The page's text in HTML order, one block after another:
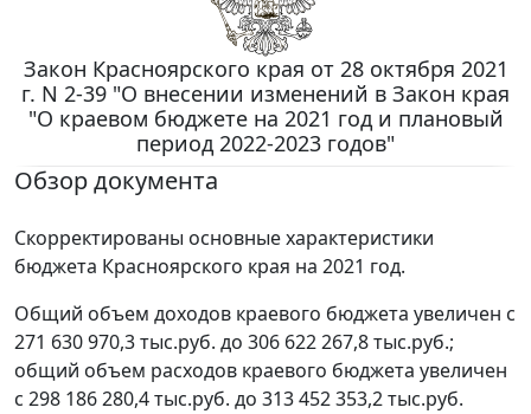
Закон Красноярского края от 28 октября 2021
г. N 2-39 "О внесении изменений в Закон края
"О краевом бюджете на 2021 год и плановый
период 2022-2023 годов"
Обзор документа
Скорректированы основные характеристики
бюджета Красноярского края на 2021 год.
Общий объем доходов краевого бюджета увеличен с
271 630 970,3 тыс.руб. до 306 622 267,8 тыс.руб.;
общий объем расходов краевого бюджета увеличен
с 298 186 280,4 тыс.руб. до 313 452 353,2 тыс.руб.